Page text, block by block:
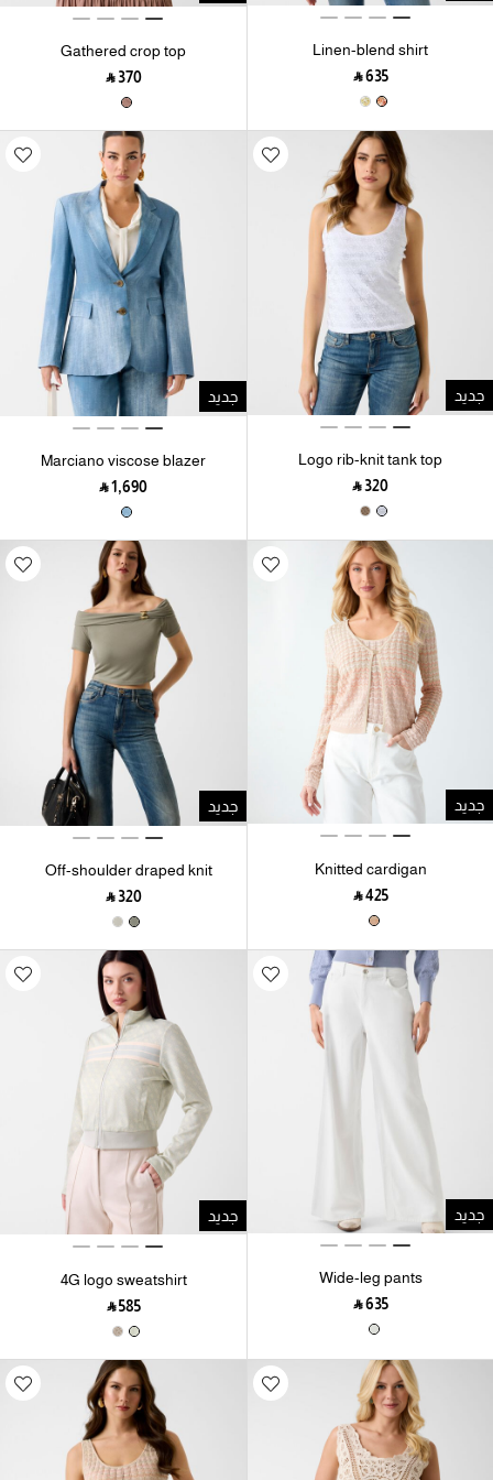
Linen-blend shirt
‎ ⃁ ⁦635⁩ ‎
Gathered crop top
‎ ⃁ ⁦370⁩ ‎
جديد
Logo rib-knit tank top
‎ ⃁ ⁦320⁩ ‎
جديد
Marciano viscose blazer
‎ ⃁ ⁦1,690⁩ ‎
جديد
Knitted cardigan
‎ ⃁ ⁦425⁩ ‎
جديد
Off-shoulder draped knit
‎ ⃁ ⁦320⁩ ‎
جديد
Wide-leg pants
‎ ⃁ ⁦635⁩ ‎
جديد
4G logo sweatshirt
‎ ⃁ ⁦585⁩ ‎